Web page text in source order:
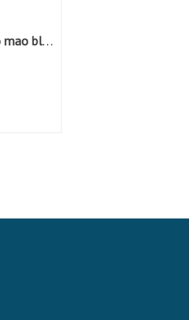
Casaca cbro con cuello mao blanca